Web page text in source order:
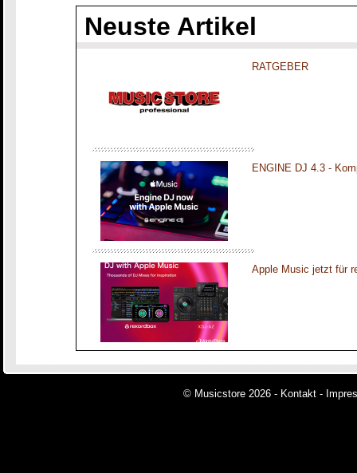
Neuste Artikel
RATGEBER
ENGINE DJ 4.3 -
Apple Music jetzt für
© Musicstore 2026 - Kontakt -